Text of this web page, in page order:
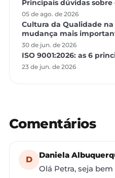
Principais dúvidas sobre
05 de ago. de 2026
Cultura da Qualidade na
mudança mais
30 de jun. de 2026
ISO 9001:2026: as 6
23 de jun. de 2026
Comentários
D Daniela
Olá Petra, seja